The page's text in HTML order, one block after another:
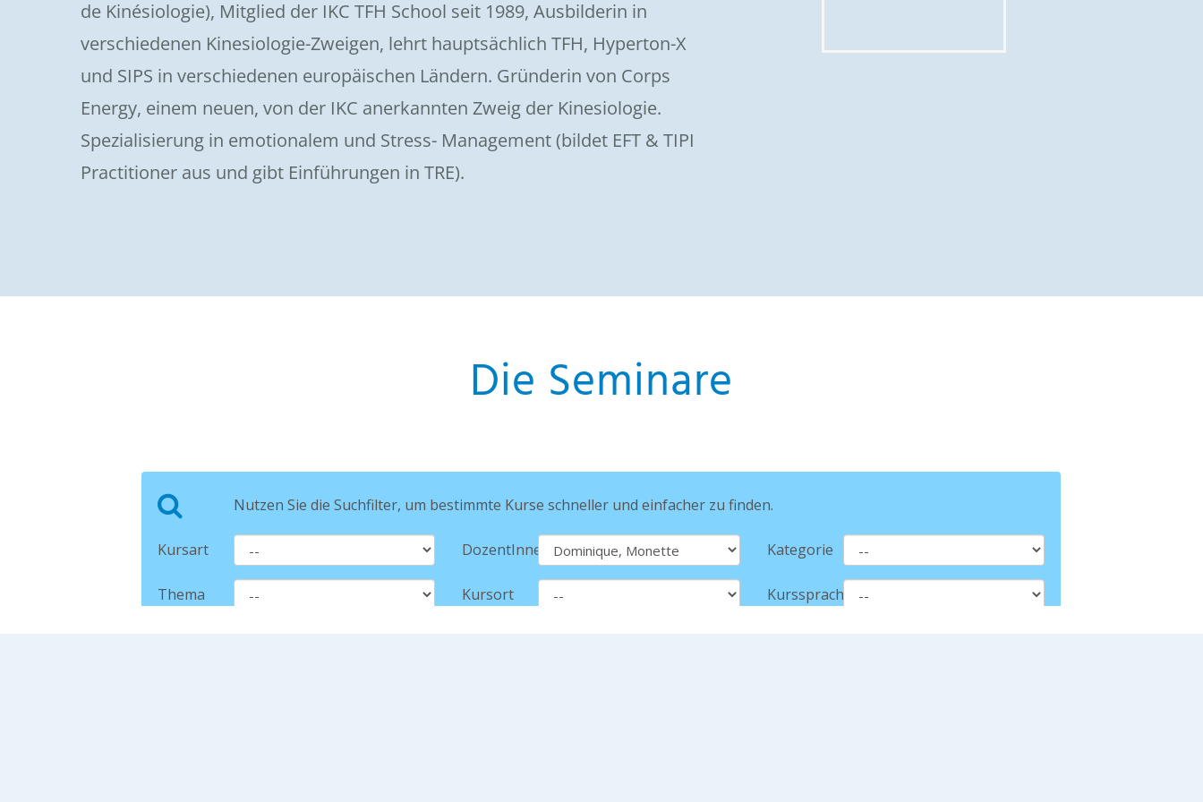
de Kinésiologie), Mitglied der IKC TFH School seit 1989, Ausbilderin in
verschiedenen Kinesiologie-Zweigen, lehrt hauptsächlich TFH, Hyperton-X
und SIPS in verschiedenen europäischen Ländern. Gründerin von Corps
Energy, einem neuen, von der IKC anerkannten Zweig der Kinesiologie.
Spezialisierung in emotionalem und Stress- Management (bildet EFT & TIPI
Practitioner aus und gibt Einführungen in TRE).
Die Seminare